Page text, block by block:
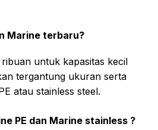
Marine terbaru?
untuk kapasitas kecil
tergantung ukuran serta
atau stainless steel.
PE dan Marine stainless ?